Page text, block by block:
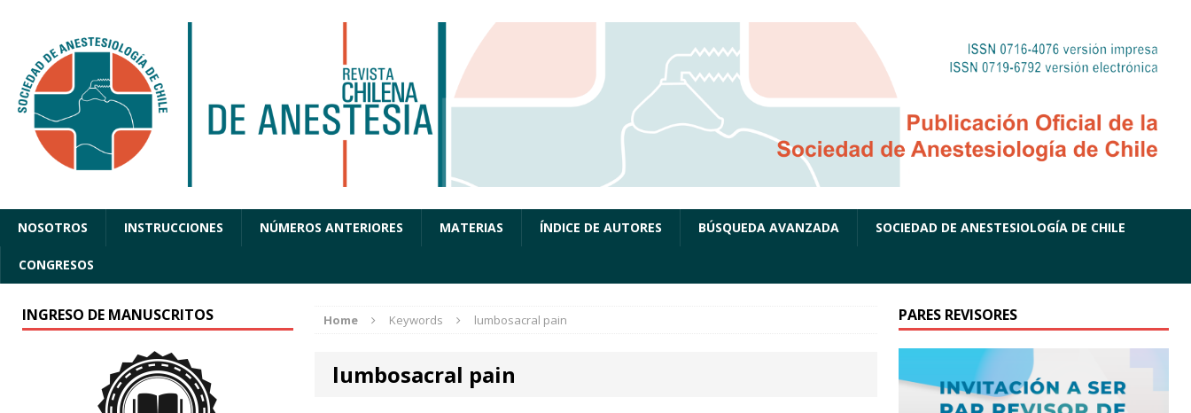
NOSOTROS INSTRUCCIONES NÚMEROS ANTERIORES MATERIAS ÍNDICE DE AUTORES BÚSQUEDA AVANZADA SOCIEDAD DE ANESTESIOLOGÍA DE CHILE
CONGRESOS
Home Keywords lumbosacral pain
lumbosacral pain
INGRESO DE MANUSCRITOS PARES REVISORES